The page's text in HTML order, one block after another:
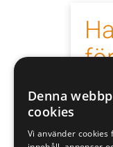
Denna
cookies
Vi använder cookies